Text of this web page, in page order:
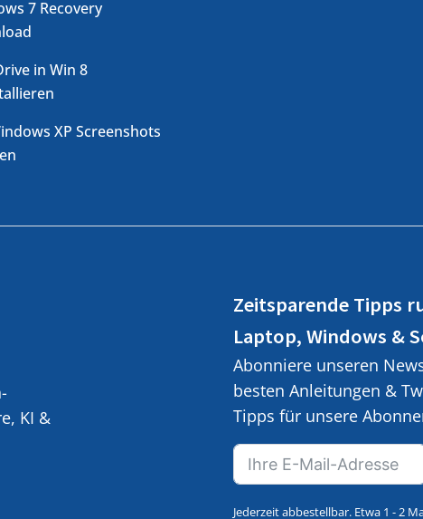
7 Recovery
in Win 8
XP Screenshots
KI &
Zeitsparende Tipps
Laptop, Windows &
Abonniere unseren
besten Anleitungen &
Tipps für unsere
Jederzeit abbestellbar. Etwa 1 - 2